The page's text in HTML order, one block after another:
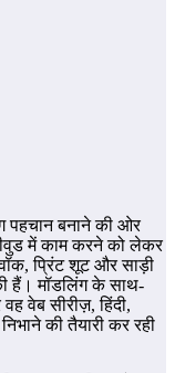
पहचान बनाने की ओर
में काम करने को लेकर
प्रिंट शूट और साड़ी
हैं। मॉडलिंग के साथ-
वेब सीरीज़, हिंदी,
की तैयारी कर रही